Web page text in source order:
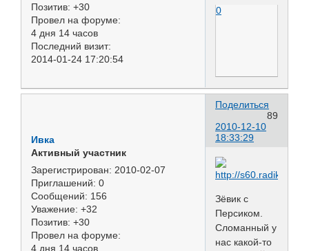
Позитив: +30
Провел на форуме:
4 дня 14 часов
Последний визит:
2014-01-24 17:20:54
0
Поделиться
89
2010-12-10
18:33:29
Ивка
Активный участник
Зарегистрирован: 2010-02-07
Приглашений: 0
Сообщений: 156
Уважение: +32
Позитив: +30
Провел на форуме:
4 дня 14 часов
Зёвик с
Персиком.
Сломанный у
нас какой-то